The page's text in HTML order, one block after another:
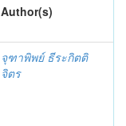
Author(s)
จุฑาพิพย์ ธีระกิตติ
จิตร